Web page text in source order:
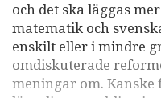
och det ska läggas
matematik och
enskilt eller i mindre
omdiskuterade
meningar om.